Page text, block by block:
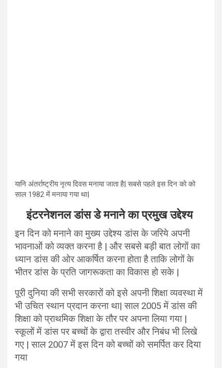
यानि अंतर्राष्ट्रीय नृत्य दिवस मनाया जाता है| सबसे पहले इस दिन को को
साल 1982 में मनाया गया था|
इंटरनेशनल डांस डे मनाने का प्रमुख उद्देश्य
इन दिन को मनाने का मुख्य उद्देश्य डांस के जरिये अपनी
भावनाओं को व्यक्त करना है | और सबसे बड़ी बात लोगों का
ध्यान डांस की ओर आकर्षित करना होता है ताकि लोगों के
भीतर डांस के प्रति जागरूकता का विकास हो सके |
पूरी दुनिया की सभी सरकारों को इसे अपनी शिक्षा व्यवस्था में
भी उचित स्थान प्रदान करना था| साल 2005 में डांस की
शिक्षा को प्राथमिक शिक्षा के तौर पर अपना लिया गया |
स्कूलों में डांस पर बच्चों के द्वारा तस्वीर और निबंध भी लिखे
गए | साल 2007 में इस दिन को बच्चों को समर्पित कर दिया
गया